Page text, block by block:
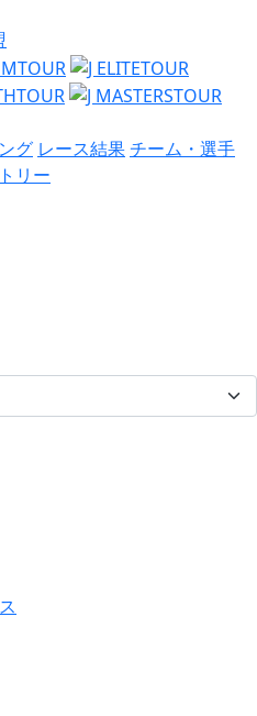
グ レース結果チーム・選手
リー